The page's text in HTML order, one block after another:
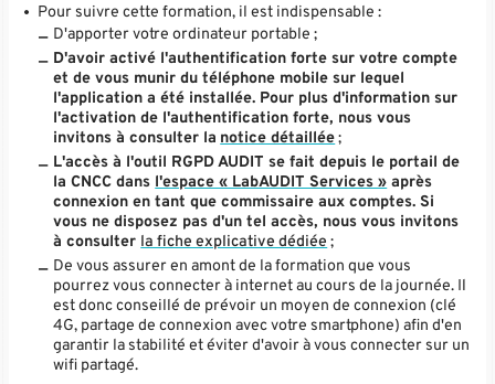
Pour suivre cette formation, il est indispensable :
D'apporter votre ordinateur portable ;
D'avoir activé l'authentification forte sur votre compte
et de vous munir du téléphone mobile sur lequel
l'application a été installée. Pour plus d'information sur
l'activation de l'authentification forte, nous vous
invitons à consulter la notice détaillée;
L'accès à l'outil RGPD AUDIT se fait depuis le portail de
la CNCC dans l'espace « LabAUDIT Services » après
connexion en tant que commissaire aux comptes. Si
vous ne disposez pas d'un tel accès, nous vous invitons
à consulter la fiche explicative dédiée ;
De vous assurer en amont de la formation que vous
pourrez vous connecter à internet au cours de la journée. Il
est donc conseillé de prévoir un moyen de connexion (clé
4G, partage de connexion avec votre smartphone) afin d'en
garantir la stabilité et éviter d'avoir à vous connecter sur un
wifi partagé.